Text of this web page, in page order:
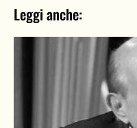
Leggi anche: